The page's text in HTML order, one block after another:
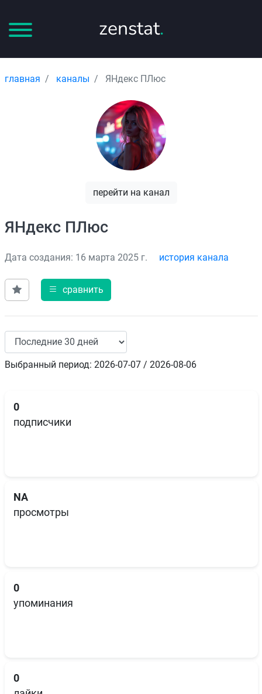
zenstat.
главная каналы ЯНдекс ПЛюс
перейти на канал
ЯНдекс ПЛюс
Дата создания: 16 марта 2025 г. история канала
сравнить
Выбранный период: 2026-07-07 / 2026-08-06
0
подписчики
NA
просмотры
0
упоминания
0